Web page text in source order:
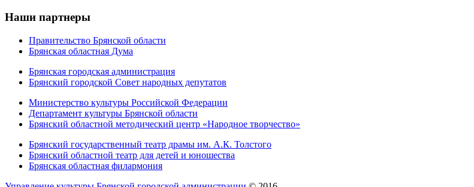
Наши партнеры
Правительство Брянской области
Брянская областная Дума
Брянская городская администрация
Брянский городской Совет народных депутатов
Министерство культуры Российской Федерации
Департамент культуры Брянской области
Брянский областной методический центр «Народное творчество»
Брянский государственный театр драмы им. А.К. Толстого
Брянский областной театр для детей и юношества
Брянская областная филармония